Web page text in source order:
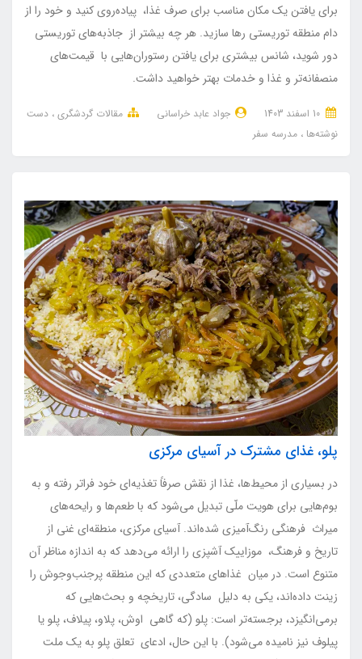
برای یافتن یک مکان مناسب برای صرف غذا، پیاده‌روی کنید و خود را از
دام منطقه توریستی رها سازید. هر چه بیشتر از جاذبه‌های توریستی
دور شوید، شانس بیشتری برای یافتن رستوران‌هایی با قیمت‌های
منصفانه‌تر و غذا و خدمات بهتر خواهید داشت.
جواد عابد خراسانی مقالات گردشگری دست
نوشته‌ها
مدرسه سفر
پلو، غذای مشترک در آسیای مرکزی
در بسیاری از محیط‌ها، غذا از نقش صرفاً تغذیه‌ای خود فراتر رفته و به
بوم‌هایی برای هویت ملّی تبدیل می‌شود که با طعم‌ها و رایحه‌های
میراث فرهنگی رنگ‌آمیزی شده‌اند. آسیای مرکزی، منطقه‌ای غنی از
تاریخ و فرهنگ، موزاییک آشپزی را ارائه می‌دهد که به اندازه مناظر آن
متنوع است. در میان غذاهای متعددی که این منطقه پرجنب‌وجوش را
زینت داده‌اند، یکی به دلیل سادگی، تاریخچه و بحث‌هایی که
برمی‌انگیزد، برجسته‌تر است: پلو (که گاهی اوش، پلاو، پیلاف، پلو یا
پیلوف نیز نامیده می‌شود). با این حال، ادعای تعلق پلو به یک ملت